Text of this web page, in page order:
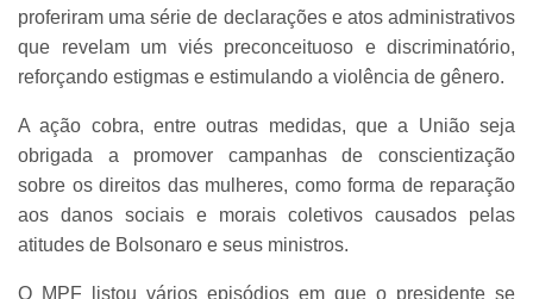
proferiram uma série de declarações e atos administrativos
que revelam um viés preconceituoso e discriminatório,
reforçando estigmas e estimulando a violência de gênero.
A ação cobra, entre outras medidas, que a União seja
obrigada a promover campanhas de conscientização
sobre os direitos das mulheres, como forma de reparação
aos danos sociais e morais coletivos causados pelas
atitudes de Bolsonaro e seus ministros.
O MPF listou vários episódios em que o presidente se